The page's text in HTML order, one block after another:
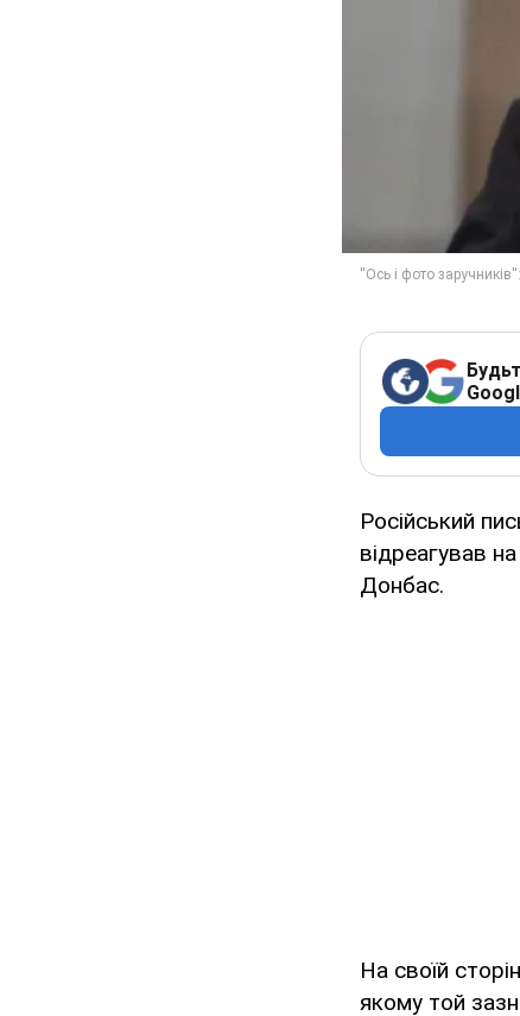
Російський
відреагував
Донбас.
На своїй
якому той